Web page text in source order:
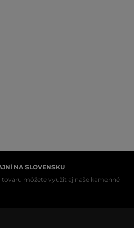
NA SLOVENSKU
tovaru môžete využiť aj naše kamenné